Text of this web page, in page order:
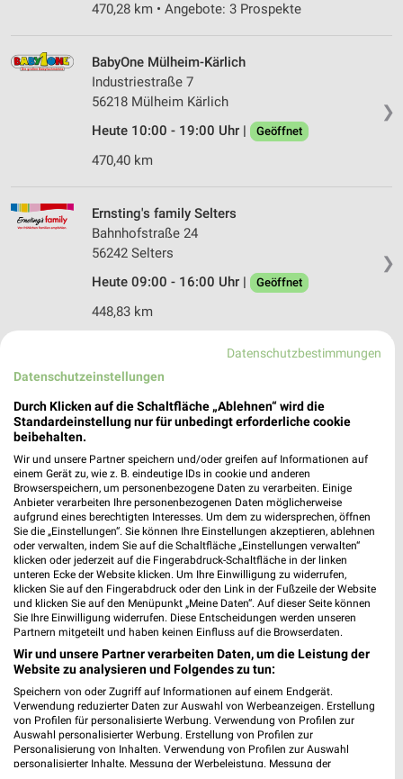
470,28 km • Angebote: 3 Prospekte
❯
BabyOne Mülheim-Kärlich
Industriestraße 7
56218 Mülheim Kärlich
Heute 10:00 - 19:00 Uhr |
Geöffnet
470,40 km
❯
Ernsting's family Selters
Bahnhofstraße 24
56242 Selters
Heute 09:00 - 16:00 Uhr |
Geöffnet
448,83 km
Luisenstr. 11
56242 Selters
Heute 08:00 - 19:00 Uhr |
448,39 km • Angebote: 3 Prospekte
Rossmann Neuwied
Breslauer Str. 63
56566 Neuwied
Heute 08:00 - 20:00 Uhr | Geöffnet
470,34 km • Angebote: 3 Prospekte
Rossmann Boppard
Oberstr. 161
56154 Boppard
Heute 09:00 - 16:00 Uhr | Geöffnet
476,89 km • Angebote: 3 Prospekte
Datenschutzbestimmungen
Datenschutzeinstellungen
Durch Klicken auf die Schaltfläche „Ablehnen“ wird die
Standardeinstellung nur für unbedingt erforderliche cookie
beibehalten.
Wir und unsere Partner speichern und/oder greifen auf Informationen auf
einem Gerät zu, wie z. B. eindeutige IDs in cookie und anderen
Browserspeichern, um personenbezogene Daten zu verarbeiten. Einige
Anbieter verarbeiten Ihre personenbezogenen Daten möglicherweise
aufgrund eines berechtigten Interesses. Um dem zu widersprechen, öffnen
Sie die „Einstellungen“. Sie können Ihre Einstellungen akzeptieren, ablehnen
oder verwalten, indem Sie auf die Schaltfläche „Einstellungen verwalten“
klicken oder jederzeit auf die Fingerabdruck-Schaltfläche in der linken
unteren Ecke der Website klicken. Um Ihre Einwilligung zu widerrufen,
klicken Sie auf den Fingerabdruck oder den Link in der Fußzeile der Website
und klicken Sie auf den Menüpunkt „Meine Daten“. Auf dieser Seite können
Sie Ihre Einwilligung widerrufen. Diese Entscheidungen werden unseren
Partnern mitgeteilt und haben keinen Einfluss auf die Browserdaten.
Wir und unsere Partner verarbeiten Daten, um die Leistung der
Website zu analysieren und Folgendes zu tun:
Speichern von oder Zugriff auf Informationen auf einem Endgerät.
Verwendung reduzierter Daten zur Auswahl von Werbeanzeigen. Erstellung
von Profilen für personalisierte Werbung. Verwendung von Profilen zur
Auswahl personalisierter Werbung. Erstellung von Profilen zur
Personalisierung von Inhalten. Verwendung von Profilen zur Auswahl
personalisierter Inhalte. Messung der Werbeleistung. Messung der